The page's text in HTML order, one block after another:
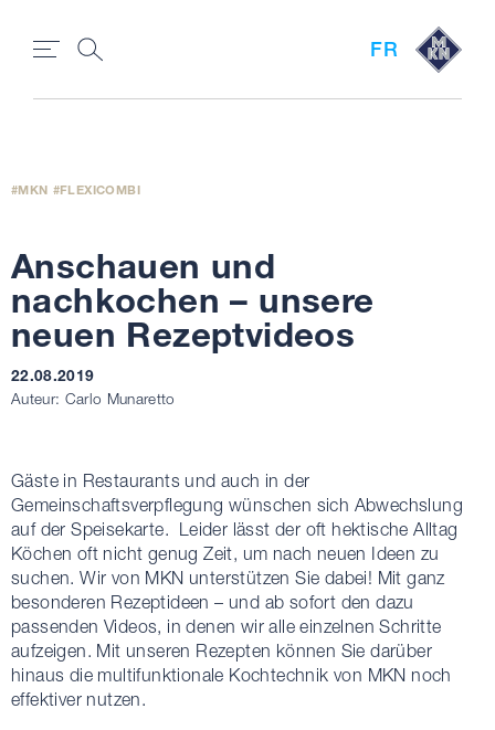
FR
MKN FLEXICOMBI
Anschauen und
nachkochen – unsere
neuen Rezeptvideos
22.08.2019
Auteur: Carlo Munaretto
Gäste in Restaurants und auch in der
Gemeinschaftsverpflegung wünschen sich Abwechslung
auf der Speisekarte. Leider lässt der oft hektische Alltag
Köchen oft nicht genug Zeit, um nach neuen Ideen zu
suchen. Wir von MKN unterstützen Sie dabei! Mit ganz
besonderen Rezeptideen – und ab sofort den dazu
passenden Videos, in denen wir alle einzelnen Schritte
aufzeigen. Mit unseren Rezepten können Sie darüber
hinaus die multifunktionale Kochtechnik von MKN noch
effektiver nutzen.